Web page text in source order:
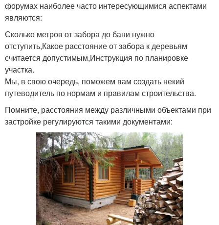
форумах наиболее часто интересующимися аспектами
являются:
Сколько метров от забора до бани нужно
отступить,Какое расстояние от забора к деревьям
считается допустимым,Инструкция по планировке
участка.
Мы, в свою очередь, поможем вам создать некий
путеводитель по нормам и правилам строительства.
Помните, расстояния между различными объектами при
застройке регулируются такими документами: